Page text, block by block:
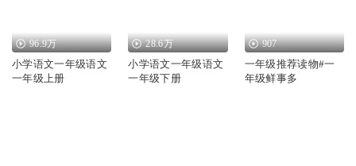
96.9万
小学语文一年级语文
一年级上册
28.6万
小学语文一年级语文
一年级下册
907
一年级推荐读物#一
年级鲜事多